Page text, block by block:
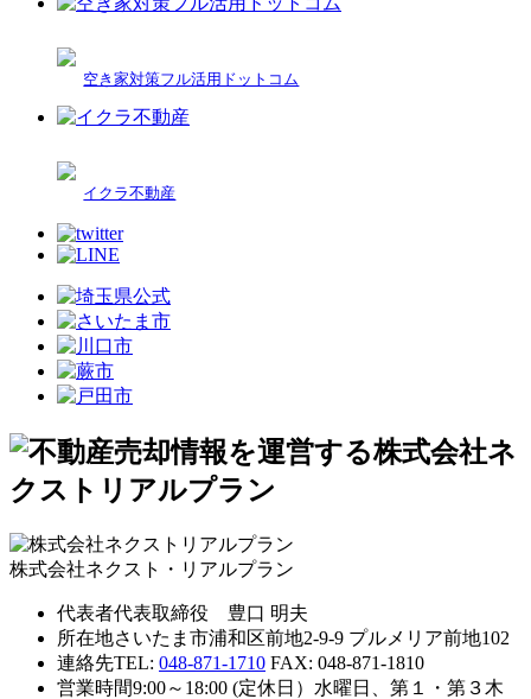
空き家対策フル活用ドットコム
イクラ不動産
株式会社ネクスト・リアルプラン
代表者代表取締役 豊口 明夫
所在地さいたま市浦和区前地2-9-9 プルメリア前地102
連絡先TEL: 048-871-1710 FAX: 048-871-1810
営業時間9:00～18:00 (定休日）水曜日、第１・第３木